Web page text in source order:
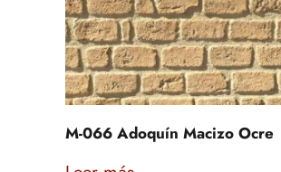
M-066 Adoquín Macizo Ocre